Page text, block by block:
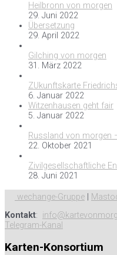
Heilbronn von morgen
29. Juni 2022
Übersetzung
29. April 2022
Gilching von morgen
31. März 2022
ZUkunftskarte
6. Januar 2022
Witzenhausen geht fair
5. Januar 2022
Russland von morgen
22. Oktober 2021
Zivilgesellschaftliche
28. Juni 2021
wechange-Gruppe
Kontakt:
Telegram-Kanal
Karten-Konsortium